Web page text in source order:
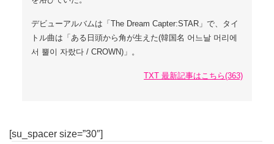
デビューアルバムは「The Dream Capter:STAR」で、タイ
トル曲は「ある日頭から角が生えた(韓国名 어느날 머리에
서 뿔이 자랐다 / CROWN)」。
TXT 最新記事はこちら(363)
[su_spacer size=”30″]